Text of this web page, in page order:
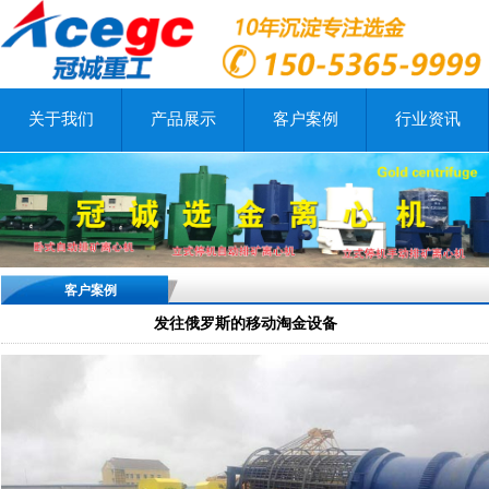
关于我们 产品展示 客户案例 行业资讯
客户案例
发往俄罗斯的移动淘金设备